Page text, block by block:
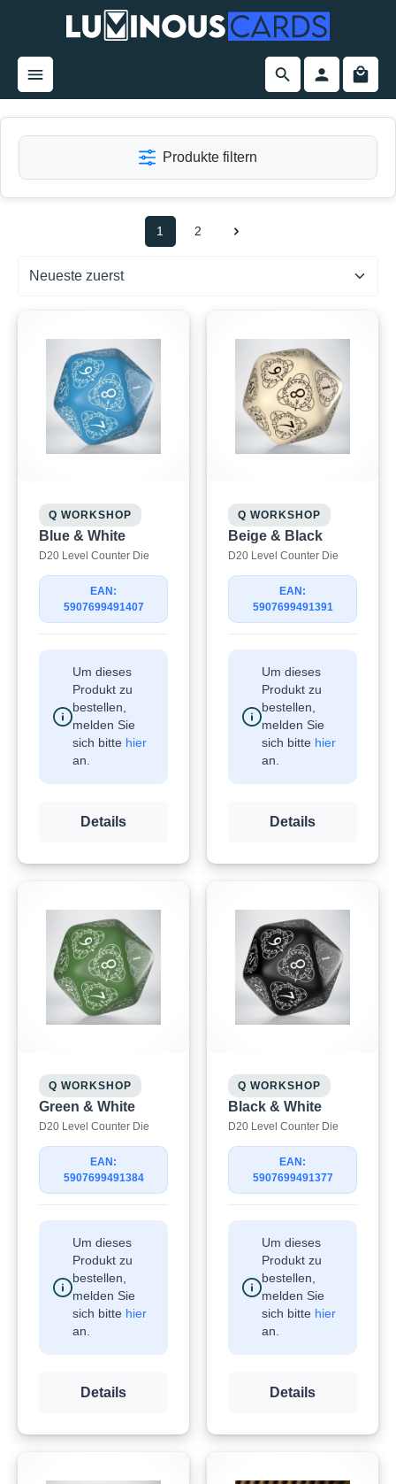
springen
Produkte filtern
1 2
Q WORKSHOP
Blue & White
D20 Level Counter Die
EAN:
5907699491407
Um dieses
Produkt zu
bestellen,
melden Sie
sich bitte hier
an.
Details
Q WORKSHOP
Beige & Black
D20 Level Counter Die
EAN:
5907699491391
Um dieses
Produkt zu
bestellen,
melden Sie
sich bitte hier
an.
Details
Q WORKSHOP
Green & White
D20 Level Counter Die
EAN:
5907699491384
Um dieses
Produkt zu
bestellen,
melden Sie
sich bitte hier
an.
Details
Q WORKSHOP
Black & White
D20 Level Counter Die
EAN:
5907699491377
Um dieses
Produkt zu
bestellen,
melden Sie
sich bitte hier
an.
Details